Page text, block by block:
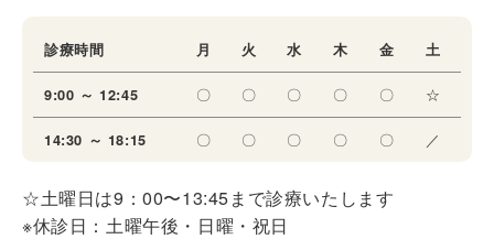
診療時間 月 火 水 木 金 土
9:00 ～ 12:45 〇 〇 〇 〇 〇 ☆
14:30 ～ 18:15 〇 〇 〇 〇 〇 ／
☆土曜日は9：00〜13:45まで診療いたします
※休診日：土曜午後・日曜・祝日